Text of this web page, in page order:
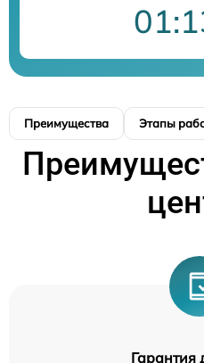
Преимущества Этапы
Гарантия